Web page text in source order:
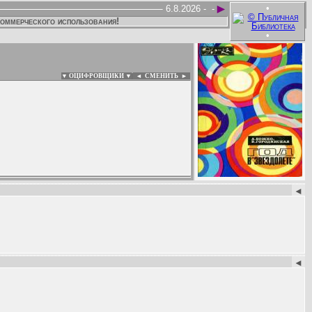
•
•
►
-
6.8.2026 -
использования!
▼ ОЦИФРОВЩИКИ ▼ ◄ СМЕНИТЬ ►
:
◄
◄